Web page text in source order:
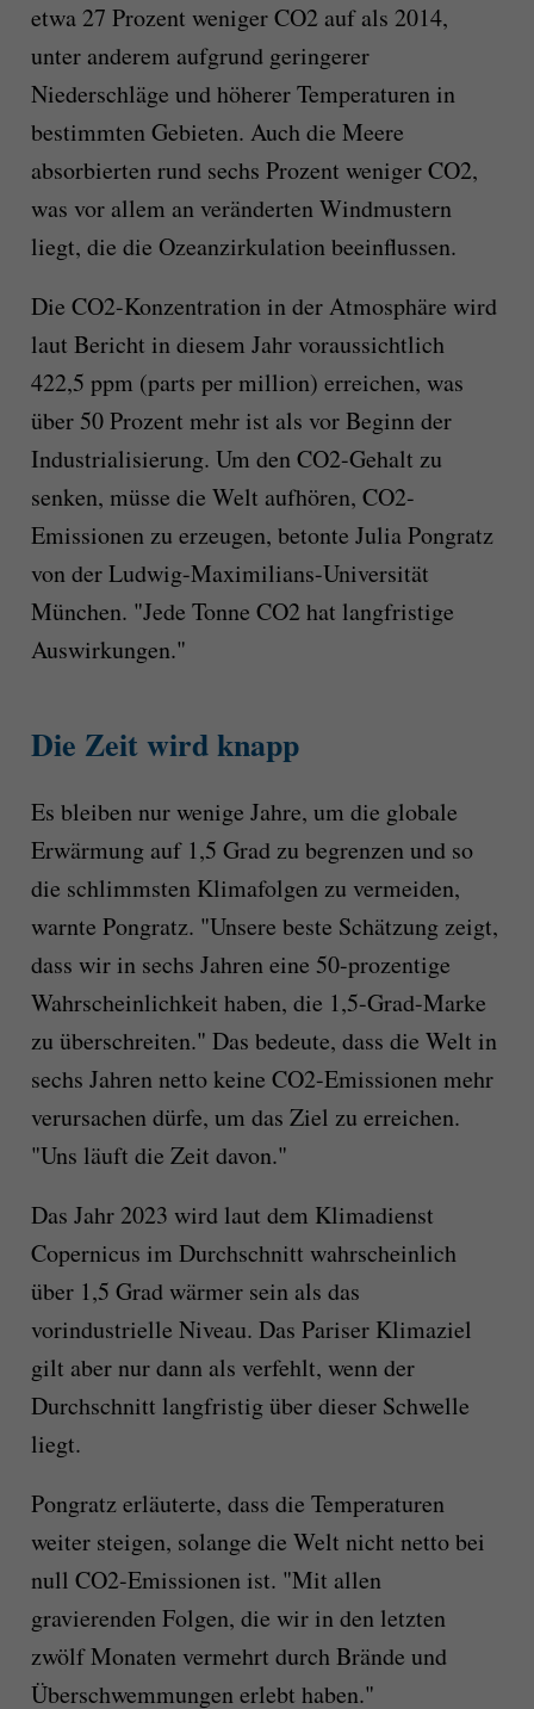
etwa 27 Prozent weniger CO2 auf als 2014,
unter anderem aufgrund geringerer
Niederschläge und höherer Temperaturen in
bestimmten Gebieten. Auch die Meere
absorbierten rund sechs Prozent weniger CO2,
was vor allem an veränderten Windmustern
liegt, die die Ozeanzirkulation beeinflussen.
Die CO2-Konzentration in der Atmosphäre wird
laut Bericht in diesem Jahr voraussichtlich
422,5 ppm (parts per million) erreichen, was
über 50 Prozent mehr ist als vor Beginn der
Industrialisierung. Um den CO2-Gehalt zu
senken, müsse die Welt aufhören, CO2-
Emissionen zu erzeugen, betonte Julia Pongratz
von der Ludwig-Maximilians-Universität
München. "Jede Tonne CO2 hat langfristige
Auswirkungen."
Die Zeit wird knapp
Es bleiben nur wenige Jahre, um die globale
Erwärmung auf 1,5 Grad zu begrenzen und so
die schlimmsten Klimafolgen zu vermeiden,
warnte Pongratz. "Unsere beste Schätzung zeigt,
dass wir in sechs Jahren eine 50-prozentige
Wahrscheinlichkeit haben, die 1,5-Grad-Marke
zu überschreiten." Das bedeute, dass die Welt in
sechs Jahren netto keine CO2-Emissionen mehr
verursachen dürfe, um das Ziel zu erreichen.
"Uns läuft die Zeit davon."
Das Jahr 2023 wird laut dem Klimadienst
Copernicus im Durchschnitt wahrscheinlich
über 1,5 Grad wärmer sein als das
vorindustrielle Niveau. Das Pariser Klimaziel
gilt aber nur dann als verfehlt, wenn der
Durchschnitt langfristig über dieser Schwelle
liegt.
Pongratz erläuterte, dass die Temperaturen
weiter steigen, solange die Welt nicht netto bei
null CO2-Emissionen ist. "Mit allen
gravierenden Folgen, die wir in den letzten
zwölf Monaten vermehrt durch Brände und
Überschwemmungen erlebt haben."